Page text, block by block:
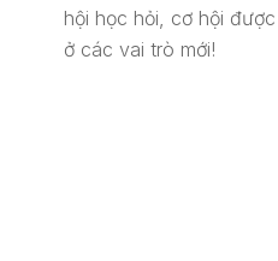
hội học hỏi, cơ hội
ở các vai trò mới!